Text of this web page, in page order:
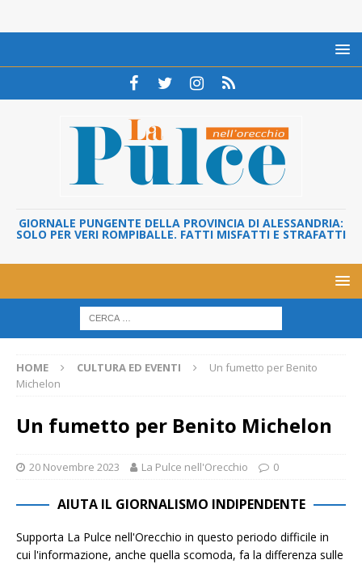
GIORNALE PUNGENTE DELLA PROVINCIA DI ALESSANDRIA:
SOLO PER VERI ROMPIBALLE. FATTI MISFATTI E STRAFATTI
HOME CULTURA ED EVENTI
Un fumetto per Benito
Michelon
Un fumetto per Benito Michelon
20 Novembre 2023 La Pulce nell'Orecchio 0
AIUTA IL GIORNALISMO INDIPENDENTE
Supporta La Pulce nell'Orecchio in questo periodo difficile in
cui l'informazione, anche quella scomoda, fa la differenza sulle